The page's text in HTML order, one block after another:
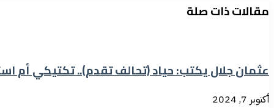
مقالات ذات صلة
عثمان جلال يكتب: حياد (تحالف تقدم).. تكتيكي أم
أكتوبر 7, 2024